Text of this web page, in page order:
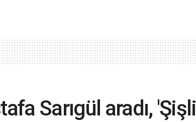
Sarıgül aradı, 'Şişli